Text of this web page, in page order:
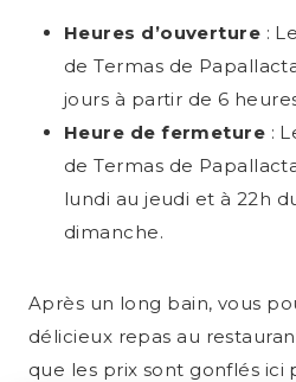
Heures d’ouverture :
de Termas de
jours à partir de 6
Heure de fermeture :
de Termas de
lundi au jeudi et à 22h
dimanche.
Après un long bain, vous
délicieux repas au
que les prix sont gonflés ici